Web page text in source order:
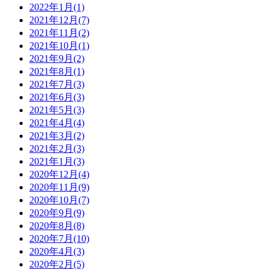
2022年1月(1)
2021年12月(7)
2021年11月(2)
2021年10月(1)
2021年9月(2)
2021年8月(1)
2021年7月(3)
2021年6月(3)
2021年5月(3)
2021年4月(4)
2021年3月(2)
2021年2月(3)
2021年1月(3)
2020年12月(4)
2020年11月(9)
2020年10月(7)
2020年9月(9)
2020年8月(8)
2020年7月(10)
2020年4月(3)
2020年2月(5)